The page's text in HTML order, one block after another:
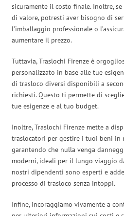
sicuramente il costo finale. Inoltre,
di valore, potresti aver bisogno di
l’imballaggio professionale o
aumentare il prezzo.
Tuttavia, Traslochi Firenze è
personalizzato in base alle tue
di trasloco diversi disponibili a
richiesti. Questo ti permette di
tue esigenze e al tuo budget.
Inoltre, Traslochi Firenze mette a
traslocatori per gestire i tuoi beni in
garantendo che nulla venga
moderni, ideali per il lungo viaggio
nostri dipendenti sono esperti e
processo di trasloco senza intoppi.
Infine, incoraggiamo vivamente a